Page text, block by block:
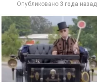
Опубликовано 3 года назад